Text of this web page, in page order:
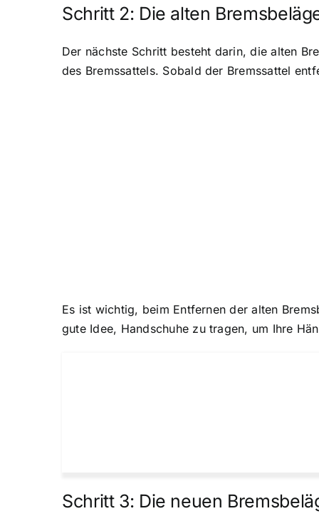
Schritt 2: Die alten
Der nächste Schritt besteht darin, die alten
des Bremssattels. Sobald der Bremssattel
Es ist wichtig, beim Entfernen der alten
gute Idee, Handschuhe zu tragen, um Ihre
Schritt 3: Die neuen